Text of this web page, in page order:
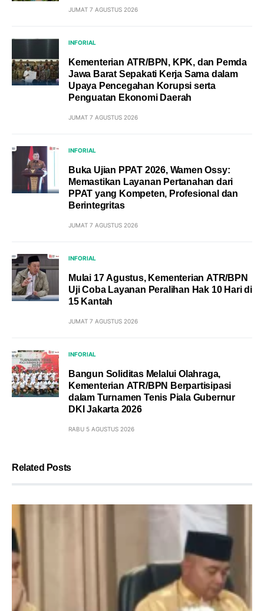
JUMAT 7 AGUSTUS 2026
INFORIAL
Kementerian ATR/BPN, KPK, dan Pemda
Jawa Barat Sepakati Kerja Sama dalam
Upaya Pencegahan Korupsi serta
Penguatan Ekonomi Daerah
JUMAT 7 AGUSTUS 2026
INFORIAL
Buka Ujian PPAT 2026, Wamen Ossy:
Memastikan Layanan Pertanahan dari
PPAT yang Kompeten, Profesional dan
Berintegritas
JUMAT 7 AGUSTUS 2026
INFORIAL
Mulai 17 Agustus, Kementerian ATR/BPN
Uji Coba Layanan Peralihan Hak 10 Hari di
15 Kantah
JUMAT 7 AGUSTUS 2026
INFORIAL
Bangun Soliditas Melalui Olahraga,
Kementerian ATR/BPN Berpartisipasi
dalam Turnamen Tenis Piala Gubernur
DKI Jakarta 2026
RABU 5 AGUSTUS 2026
Related Posts